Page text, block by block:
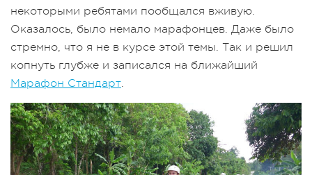
некоторыми ребятами пообщался вживую.
Оказалось, было немало марафонцев. Даже было
стремно, что я не в курсе этой темы. Так и решил
копнуть глубже и записался на ближайший
Марафон Стандарт.